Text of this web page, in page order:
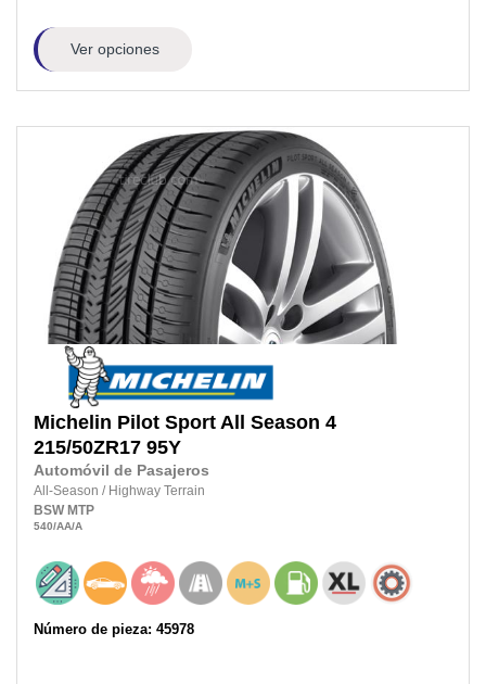
Ver opciones
Michelin Pilot Sport All Season 4
215/50ZR17 95Y
Automóvil de Pasajeros
All-Season / Highway Terrain
BSW MTP
540/AA/A
Número de pieza: 45978